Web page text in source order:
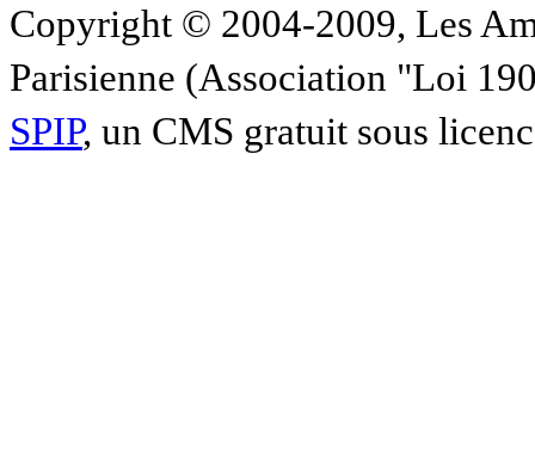
Copyright © 2004-2009, Les
Parisienne (Association "Loi
SPIP, un CMS gratuit sous